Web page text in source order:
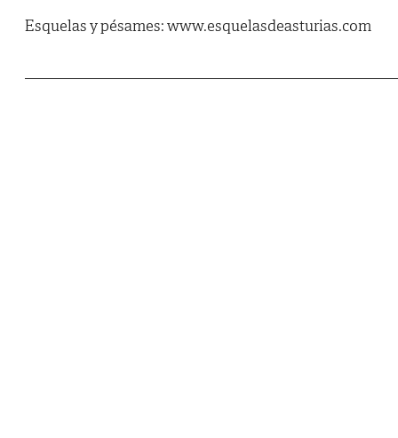
Esquelas y pésames: www.esquelasdeasturias.com